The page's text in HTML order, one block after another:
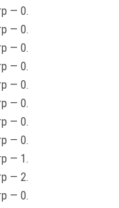
— 0.
— 0.
— 0.
— 0.
— 0.
— 0.
— 0.
— 0.
— 1.
— 2.
— 0.